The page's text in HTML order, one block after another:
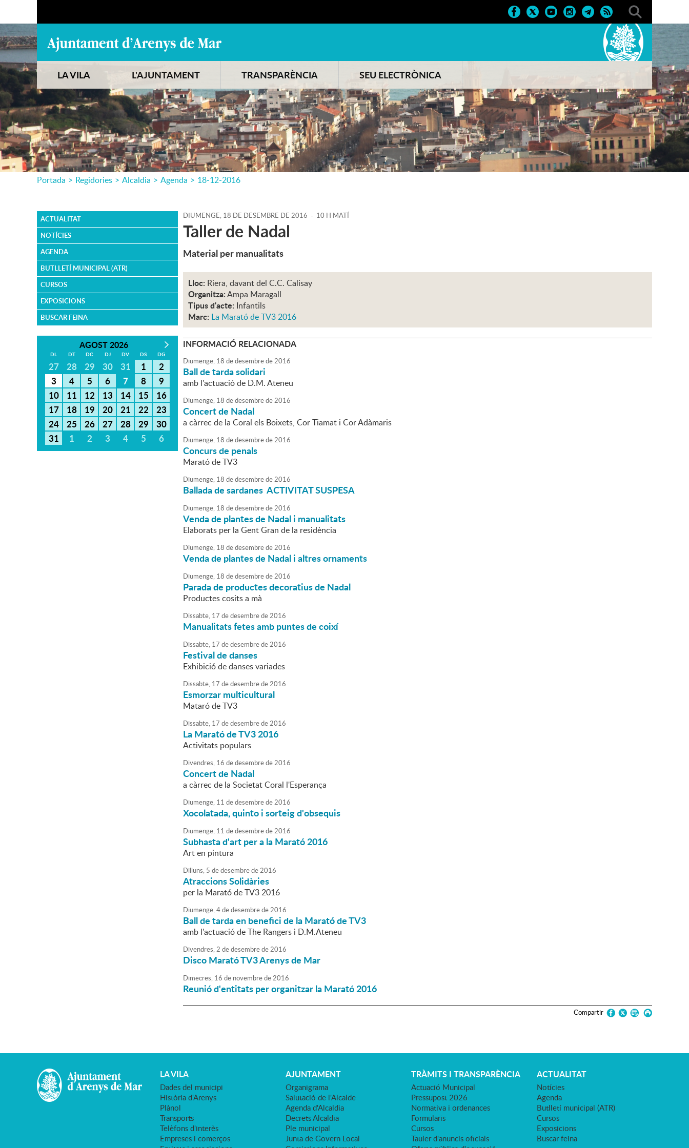
LA VILA L'AJUNTAMENT TRANSPARÈNCIA SEU ELECTRÒNICA
Portada > Regidories > Alcaldia > Agenda > 18-12-2016
ACTUALITAT
NOTÍCIES
AGENDA
BUTLLETÍ MUNICIPAL (ATR)
CURSOS
EXPOSICIONS
BUSCAR FEINA
AGOST 2026
DL DT DC DJ DV DS DG
27 28 29 30 31 1
2
3
4 5 6 7 8
9
10
11 12 13 14 15
16
17
18 19 20 21 22
23
24
25 26 27 28 29
30
31
1 2 3 4 5 6
DIUMENGE, 18 DE DESEMBRE DE 2016 - 10 H MATÍ
Taller de Nadal
Material per manualitats
Lloc: Riera, davant del C.C. Calisay
Organitza:Ampa Maragall
Tipus d'acte: Infantils
Marc: La Marató de TV3 2016
INFORMACIÓ RELACIONADA
Diumenge, 18 dedesembrede2016
Ball de tarda solidari
amb l'actuació de D.M. Ateneu
Diumenge, 18 dedesembrede2016
Concert de Nadal
a càrrec de la Coral els Boixets, Cor Tiamat i Cor Adàmaris
Diumenge, 18 dedesembrede2016
Concurs de penals
Marató de TV3
Diumenge, 18 dedesembrede2016
Ballada de sardanes ACTIVITAT SUSPESA
Diumenge, 18 dedesembrede2016
Venda de plantes de Nadal i manualitats
Elaborats per la Gent Gran de la residència
Diumenge, 18 dedesembrede2016
Venda de plantes de Nadal i altres ornaments
Diumenge, 18 dedesembrede2016
Parada de productes decoratius de Nadal
Productes cosits a mà
Dissabte, 17 dedesembrede2016
Manualitats fetes amb puntes de coixí
Dissabte, 17 dedesembrede2016
Festival de danses
Exhibició de danses variades
Dissabte, 17 dedesembrede2016
Esmorzar multicultural
Mataró de TV3
Dissabte, 17 dedesembrede2016
La Marató de TV3 2016
Activitats populars
Divendres, 16 dedesembrede2016
Concert de Nadal
a càrrec de la Societat Coral l'Esperança
Diumenge, 11 dedesembrede2016
Xocolatada, quinto i sorteig d'obsequis
Diumenge, 11 dedesembrede2016
Subhasta d'art per a la Marató 2016
Art en pintura
Dilluns, 5 dedesembrede2016
Atraccions Solidàries
per la Marató de TV3 2016
Diumenge,4dedesembrede2016
Ball de tarda en benefici de la Marató de TV3
amb l'actuació de The Rangers i D.M.Ateneu
Divendres,2 dedesembrede2016
Disco Marató TV3 Arenys de Mar
Dimecres, 16 de novembrede2016
Reunió d'entitats per organitzar la Marató 2016
Compartir
LA VILA
Dades del municipi
Història d'Arenys
Plànol
Transports
Telèfons d'interès
Empreses i comerços
AJUNTAMENT
Organigrama
Salutació de l'Alcalde
Agenda d'Alcaldia
Decrets Alcaldia
Ple municipal
Junta de Govern Local
TRÀMITS I TRANSPARÈNCIA
Actuació Municipal
Pressupost 2026
Normativa i ordenances
Formularis
Cursos
Tauler d'anuncis oficials
ACTUALITAT
Notícies
Agenda
Butlletí municipal (ATR)
Cursos
Exposicions
Buscar feina